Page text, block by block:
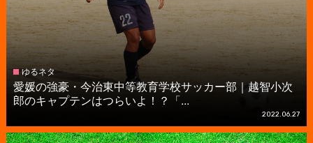
ゆるネタ
愛媛の強豪・今治東中等教育学校サッカー部｜越智小次
郎のキャプテンはつらいよ！？「...
2022.06.27